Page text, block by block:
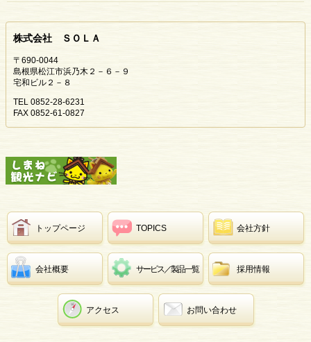
株式会社 ＳＯＬＡ
〒690-0044
島根県松江市浜乃木２－６－９
宅和ビル２－８
TEL 0852-28-6231
FAX 0852-61-0827
トップページ TOPICS 会社方針
会社概要 サービス／製品一覧 採用情報
アクセス お問い合わせ